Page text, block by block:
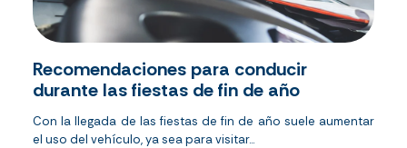
Recomendaciones para conducir
durante las fiestas de fin de año
Con la llegada de las fiestas de fin de año suele aumentar
el uso del vehículo, ya sea para visitar...